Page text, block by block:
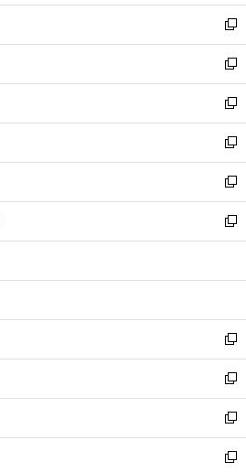
ウ
で
開
く
ン
ド
ウ
で
開
く
ウ
ィ
ン
ド
ウ
で
開
く
し
い
ウ
ィ
ン
ド
ウ
で
開
く
新
し
い
ウ
ィ
ン
ド
ウ
で
開
く
新
し
い
ウ
ィ
ン
ド
ウ
で
開
新
し
い
ウ
ィ
ン
ド
ウ
開
新
し
い
ウ
ィ
ン
ウ
開
く
新
し
い
ウ
ン
ウ
で
開
く
新
し
ウ
ン
ド
ウ
で
開
く
新
し
い
ウ
ィ
ン
ド
新
し
い
ウ
ィ
新
し
い
新